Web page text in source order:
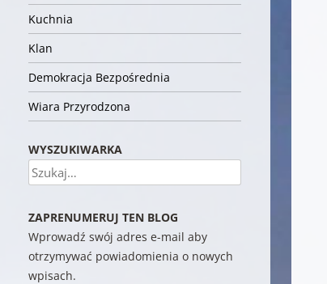
Kuchnia
Klan
Demokracja Bezpośrednia
Wiara Przyrodzona
WYSZUKIWARKA
Szukaj
ZAPRENUMERUJ TEN BLOG
Wprowadź swój adres e-mail aby
otrzymywać powiadomienia o nowych
wpisach.